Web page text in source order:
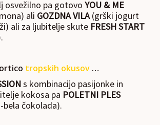
osvežilno pa gotovo YOU & ME
ali GOZDNA VILA(grški jogurt
ali za ljubitelje skute FRESH START
tropskih okusov…
s kombinacijo pasijonke in
kokosa pa POLETNI PLES
čokolada).